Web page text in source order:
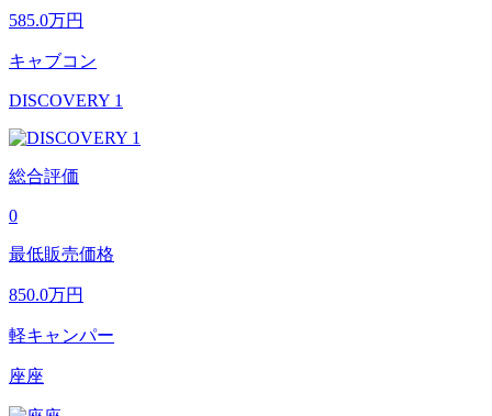
585.0万円
キャブコン
DISCOVERY 1
総合評価
0
最低販売価格
850.0万円
軽キャンパー
座座